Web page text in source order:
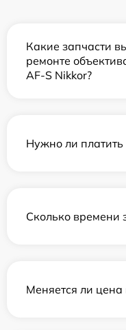
Какие запчасти
ремонте
AF-S Nikkor?
Нужно ли платить
Сколько времени
Меняется ли цена